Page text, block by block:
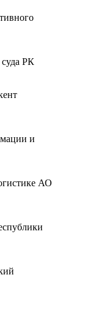
суда РК
и
АО